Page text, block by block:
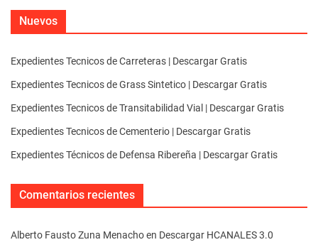
Nuevos
Expedientes Tecnicos de Carreteras | Descargar Gratis
Expedientes Tecnicos de Grass Sintetico | Descargar Gratis
Expedientes Tecnicos de Transitabilidad Vial | Descargar Gratis
Expedientes Tecnicos de Cementerio | Descargar Gratis
Expedientes Técnicos de Defensa Ribereña | Descargar Gratis
Comentarios recientes
Alberto Fausto Zuna Menachoen Descargar HCANALES 3.0